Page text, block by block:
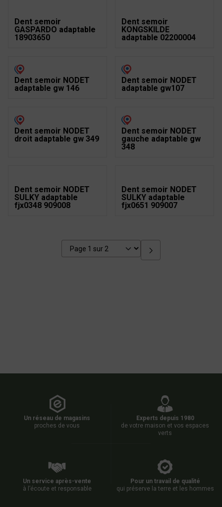
Dent semoir
GASPARDO adaptable
18903650
Dent semoir
KONGSKILDE
adaptable 02200004
Dent semoir NODET
adaptable gw 146
Dent semoir NODET
adaptable gw107
Dent semoir NODET
droit adaptable gw 349
Dent semoir NODET
gauche adaptable gw
348
Dent semoir NODET
SULKY adaptable
fjx0348 909008
Dent semoir NODET
SULKY adaptable
fjx0651 909007
Un réseau de magasins
proches de vous
Experts depuis 1980
de votre maison et vos espaces
verts
Un service après-vente
à l’écoute et responsable
Pour un travail de qualité
qui préserve la terre et les hommes